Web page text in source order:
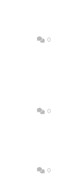
0
0
0